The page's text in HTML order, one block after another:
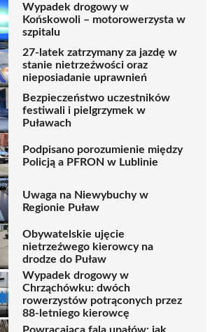
Wypadek drogowy w
Końskowoli – motorowerzysta w
szpitalu
27-latek zatrzymany za jazdę w
stanie nietrzeźwości oraz
nieposiadanie uprawnień
Bezpieczeństwo uczestników
festiwali i pielgrzymek w
Puławach
Podpisano porozumienie między
Policją a PFRON w Lublinie
Uwaga na Niewybuchy w
Regionie Puław
Obywatelskie ujęcie
nietrzeźwego kierowcy na
drodze do Puław
Wypadek drogowy w
Chrząchówku: dwóch
rowerzystów potrąconych przez
88-letniego kierowcę
Powracająca fala upałów: jak